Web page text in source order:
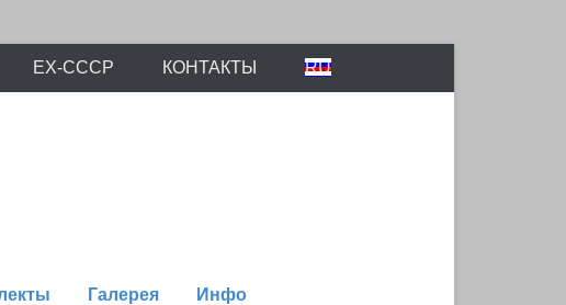
EX-СССР КОНТАКТЫ RU
Галерея Инфо